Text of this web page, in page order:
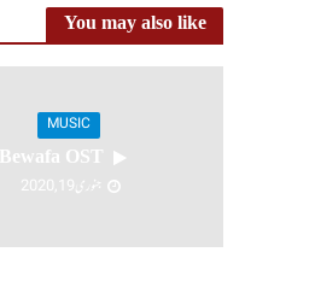
You may also like
MUSIC
Bewafa OST
جنوری 19, 2020